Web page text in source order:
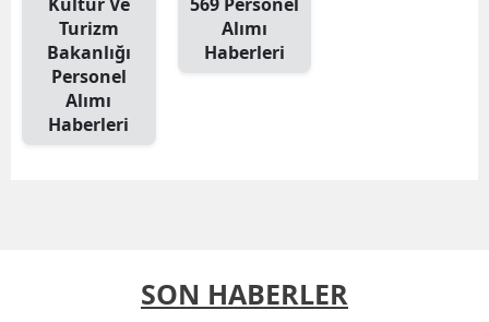
Turizm
Bakanlığı
Personel
Alımı
Haberleri
Alımı
Haberleri
SON HABERLER